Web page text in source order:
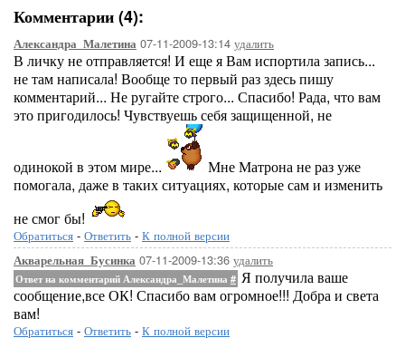
Комментарии (4):
Александра_Малетина 07-11-2009-13:14 удалить
В личку не отправляется! И еще я Вам испортила запись...
не там написала! Вообще то первый раз здесь пишу
комментарий... Не ругайте строго... Спасибо! Рада, что вам
это пригодилось! Чувствуешь себя защищенной, не
одинокой в этом мире...
Мне Матрона не раз уже
помогала, даже в таких ситуациях, которые сам и изменить
не смог бы!
Обратиться - Ответить - К полной версии
Акварельная_Бусинка 07-11-2009-13:36 удалить
Ответ на комментарий Александра_Малетина # Я получила ваше
сообщение,все ОК! Спасибо вам огромное!!! Добра и света
вам!
Обратиться - Ответить - К полной версии